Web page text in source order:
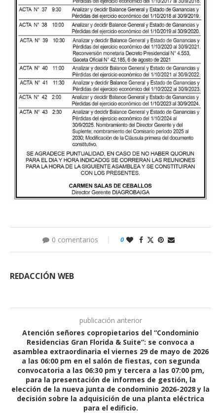
0 comentarios 0
REDACCIÓN WEB
publicación anterior
Atención señores copropietarios del “Condominio
Residencias Gran Florida & Suite”: se convoca a
asamblea extraordinaria el viernes 29 de mayo de 2026
a las 06:00 pm en el salón de fiestas, con segunda
convocatoria a las 06:30 pm y tercera a las 07:00 pm,
para la presentación de informes de gestión, la
elección de la nueva junta de condominio 2026-2028 y la
decisión sobre la adquisición de una planta eléctrica
para el edificio.